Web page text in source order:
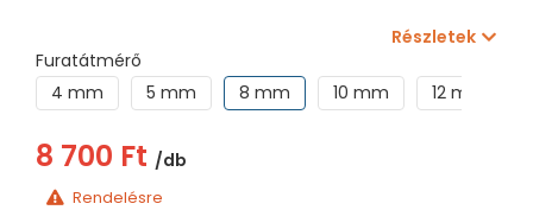
Részletek
Furatátmérő
4 mm
5 mm 8 mm 10 mm 12 mm
8 700 Ft /db
Rendelésre